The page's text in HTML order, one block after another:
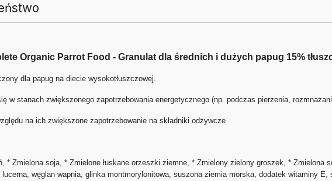
Organic Parrot Food - Granulat dla średnich i dużych papug 15%
dla papug na diecie wysokotłuszczowej.
w stanach zwiększonego zapotrzebowania energetycznego (np. podczas pierzenia,
na ich zwiększone zapotrzebowanie na składniki odżywcze
* Zmielona soja, * Zmielone łuskane orzeszki ziemne, * Zmielony zielony groszek, *
węglan wapnia, glinka montmorylonitowa, suszona ziemia morska, dodatek witaminy